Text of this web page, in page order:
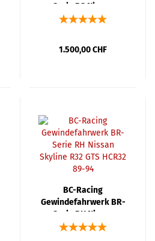
Serie RS Nissan
Skyline R33 GTS ECR33
1.500,00 CHF
BC-Racing
Gewindefahrwerk BR-
Serie RH Nissan
Skyline R32 GTS HCR32